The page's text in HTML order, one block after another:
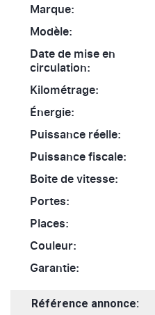
Marque:
Modèle:
Date de mise en
circulation:
Kilométrage:
Énergie:
Puissance réelle:
Puissance fiscale:
Boite de vitesse:
Portes:
Places:
Couleur:
Garantie:
Référence annonce: